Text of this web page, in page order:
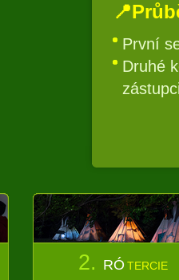
První
Druhé
2. RÓ TERCIE